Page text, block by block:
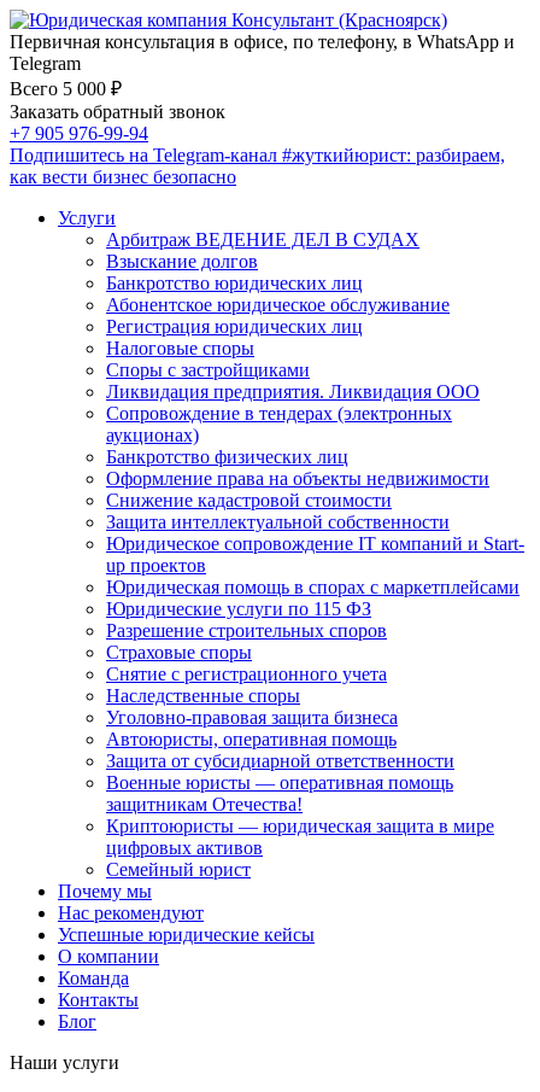
Первичная консультация в офисе, по телефону, в WhatsApp и
Telegram
Всего 5 000 ₽
Заказать обратный звонок
+7 905 976-99-94
Подпишитесь на Telegram-канал #жуткийюрист: разбираем,
как вести бизнес безопасно
Услуги
Арбитраж ВЕДЕНИЕ ДЕЛ В СУДАХ
Взыскание долгов
Банкротство юридических лиц
Абонентское юридическое обслуживание
Регистрация юридических лиц
Налоговые споры
Споры с застройщиками
Ликвидация предприятия. Ликвидация ООО
Сопровождение в тендерах (электронных
аукционах)
Банкротство физических лиц
Оформление права на объекты недвижимости
Снижение кадастровой стоимости
Защита интеллектуальной собственности
Юридическое сопровождение IT компаний и Start-
up проектов
Юридическая помощь в спорах с маркетплейсами
Юридические услуги по 115 ФЗ
Разрешение строительных споров
Страховые споры
Снятие с регистрационного учета
Наследственные споры
Уголовно-правовая защита бизнеса
Автоюристы, оперативная помощь
Защита от субсидиарной ответственности
Военные юристы — оперативная помощь
защитникам Отечества!
Криптоюристы — юридическая защита в мире
цифровых активов
Семейный юрист
Почему мы
Нас рекомендуют
Успешные юридические кейсы
О компании
Команда
Контакты
Блог
Наши услуги